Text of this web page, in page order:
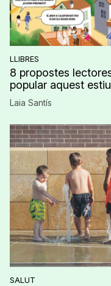
LLIBRES
8 propostes
popular aquest estiu
Laia Santís
SALUT